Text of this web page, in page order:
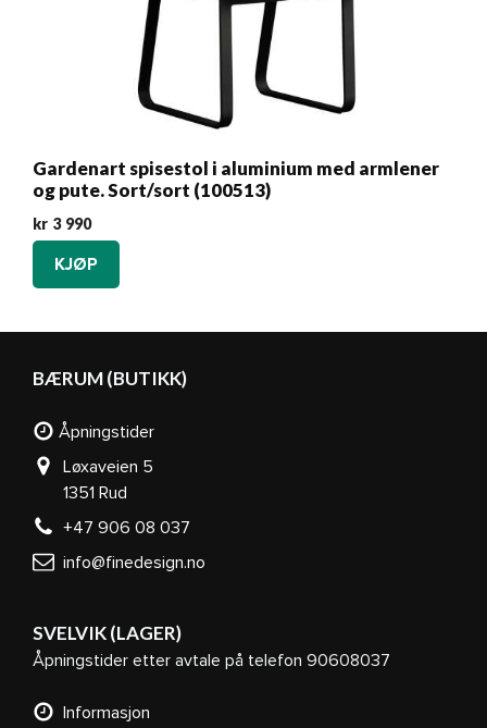
Gardenart spisestol i aluminium med armlener
og pute. Sort/sort (100513)
kr 3 990
KJØP
BÆRUM (BUTIKK)
Åpningstider
Løxaveien 5
1351 Rud
+47 906 08 037
info@finedesign.no
SVELVIK (LAGER)
Åpningstider etter avtale på telefon 90608037
Informasjon